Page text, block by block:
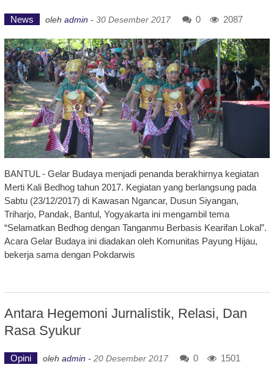
News oleh admin - 30 Desember 2017 0 2087
BANTUL - Gelar Budaya menjadi penanda berakhirnya kegiatan
Merti Kali Bedhog tahun 2017. Kegiatan yang berlangsung pada
Sabtu (23/12/2017) di Kawasan Ngancar, Dusun Siyangan,
Triharjo, Pandak, Bantul, Yogyakarta ini mengambil tema
“Selamatkan Bedhog dengan Tanganmu Berbasis Kearifan Lokal”.
Acara Gelar Budaya ini diadakan oleh Komunitas Payung Hijau,
bekerja sama dengan Pokdarwis
Antara Hegemoni Jurnalistik, Relasi, Dan
Rasa Syukur
Opini oleh admin - 20 Desember 2017 0 1501